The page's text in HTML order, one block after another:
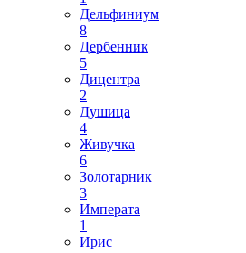
Дельфиниум
8
Дербенник
5
Дицентра
2
Душица
4
Живучка
6
Золотарник
3
Императа
1
Ирис